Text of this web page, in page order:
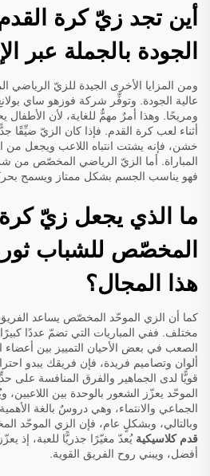
أين تجد زيّ كرة
الجودة بالجملة عبر
ومن المزايا الأخرى الجيدة للزيّ
عالية الجودة. وتوفِّر شركة فوزهو ساي بولانغ
ومريحًا. وهذا أمرٌ مهمٌّ للغاية، لأن
أثناء لعب كرة القدم. فإذا كان الزيّ
خشن، فإنه يشتت انتباه اللاعب ويجعل من
المباراة. أما الزيّ الرياضي المخصّص من
فهو يناسب الجسم بشكل ممتاز ويسمح
ما الذي يجعل زيّ
المخصّص للشباب
هذا المجال؟
كما أن الزي الموحّد المخصّص يساعد
مختلف. ففي المباريات التي تضمّ عددًا
الصعب في بعض الأحيان التمييز بين أعضاء
ألوان وتصاميم فريدة، فإن فريقك يبدو
قويًّا لدى الجماهير والفرق المنافسة على
الموحّد يعزّز الشعور بالوحدة بين اللاعبين،
الجماعي والانتماء، وهي دروسٌ بالغة
وبالتالي، وبشكلٍ عام، فإن الزي الموحّد
قدم كلاسيكيةيُعدّ مغيّرًا جذريًّا للعبة، إذ
أفضل، ويبني روح الفريق القوية.